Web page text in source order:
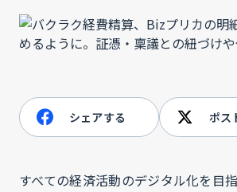
シェアする ポス
すべての経済活動のデジタル化を目